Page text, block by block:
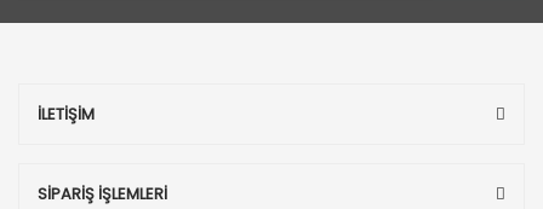
İLETİŞİM
SİPARİŞ İŞLEMLERİ